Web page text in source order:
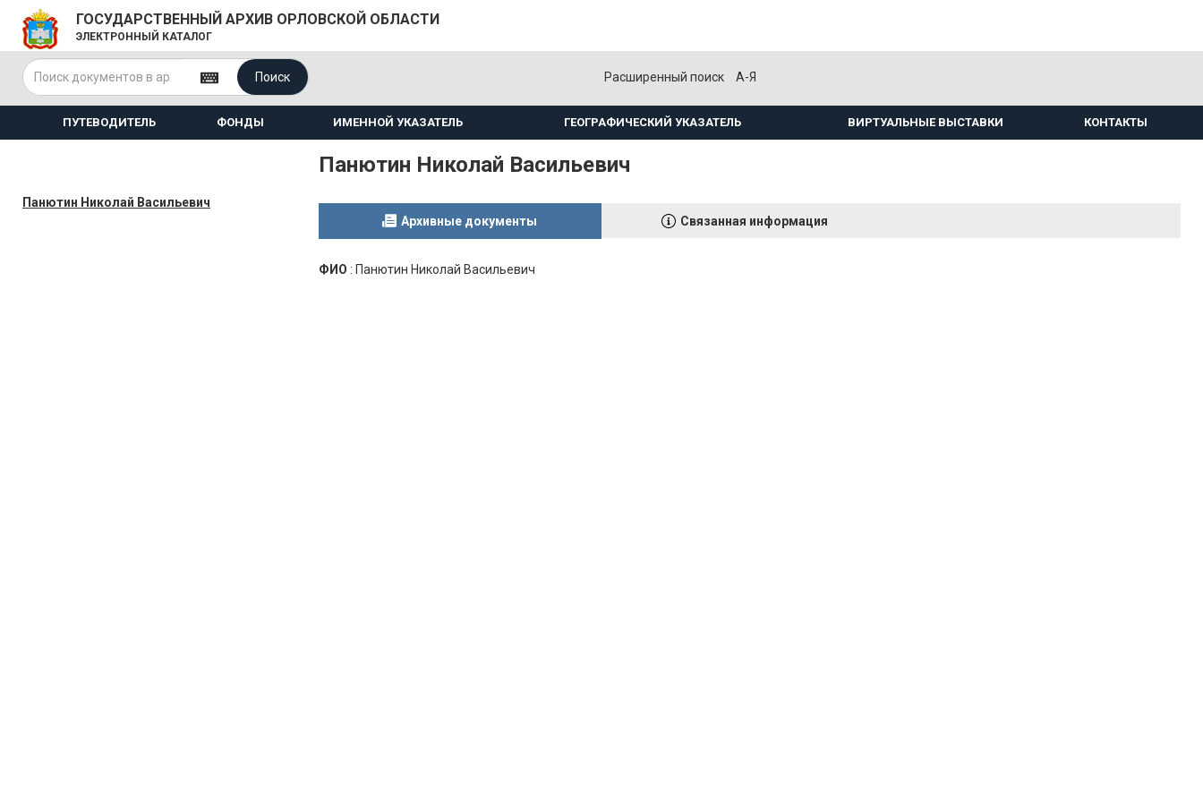
ГОСУДАРСТВЕННЫЙ АРХИВ ОРЛОВСКОЙ ОБЛАСТИ
ЭЛЕКТРОННЫЙ КАТАЛОГ
Поиск Расширенный поиск А-Я
ПУТЕВОДИТЕЛЬ ФОНДЫ ИМЕННОЙ УКАЗАТЕЛЬ ГЕОГРАФИЧЕСКИЙ УКАЗАТЕЛЬ ВИРТУАЛЬНЫЕ ВЫСТАВКИ КОНТАКТЫ
Панютин Николай Васильевич
Панютин Николай Васильевич
Архивные документы Связанная информация
ФИО : Панютин Николай Васильевич